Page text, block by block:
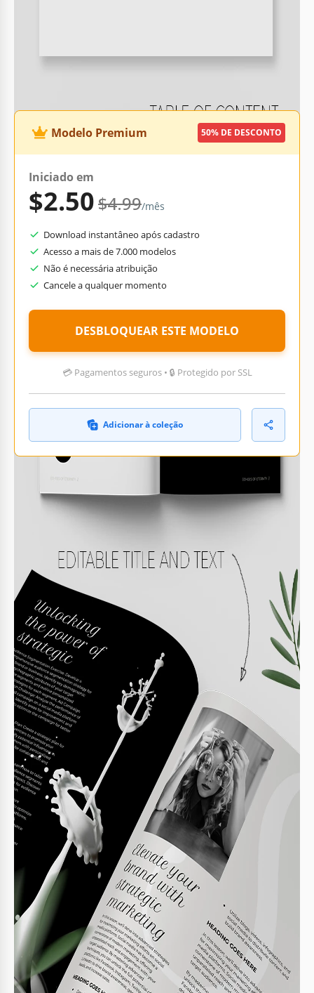
perfeito de graça.
Modelo Premium 50% DE DESCONTO
Iniciado em
$2.50$4.99/mês
Download instantâneo após cadastro
Acesso a mais de 7.000 modelos
Não é necessária atribuição
Cancele a qualquer momento
DESBLOQUEAR ESTE MODELO
💳 Pagamentos seguros • 🔒 Protegido por SSL
Adicionar à coleção
O QUE ESTÁ INCLUÍDO
Oito páginas editáveis em preto e branco
Índice com seis seções
Capa profissional com espaço para foto
LIVRO DICAS
1 Personalize as cores para um toque pessoal.
2 Inclua suas próprias imagens para maior impacto.
Use cabeçalhos para divisões claras de seção.
4
Imprima em alta qualidade para melhores
resultados.
FAQ
É compatível com o Google Docs?
Sim, funciona perfeitamente com o Google Docs.
Posso personalizar facilmente o modelo?
Sim, você pode editar todos os textos e imagens.
Este modelo é gratuito?
Sim, é totalmente gratuito.
É necessário ter conhecimento de design?
Não, ele é projetado para ser fácil de usar por
qualquer pessoa.